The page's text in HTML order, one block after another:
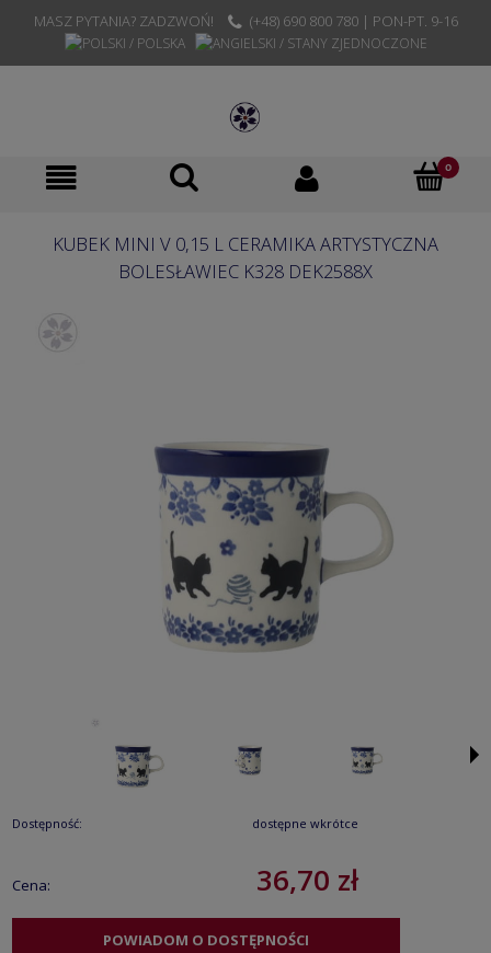
MASZ PYTANIA? ZADZWOŃ! (+48) 690 800 780 | PON-PT. 9-16
KUBEK MINI V 0,15 L CERAMIKA ARTYSTYCZNA
BOLESŁAWIEC K328 DEK2588X
Dostępność: dostępne wkrótce
Cena: 36,70 zł
POWIADOM O DOSTĘPNOŚCI